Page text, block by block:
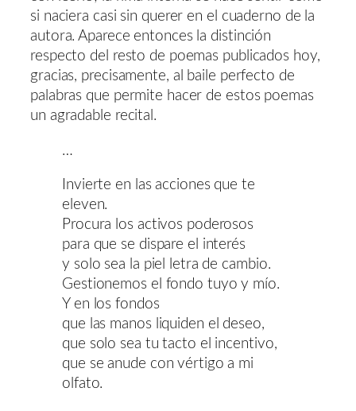
si naciera casi sin querer en el cuaderno de la
autora. Aparece entonces la distinción
respecto del resto de poemas publicados hoy,
gracias, precisamente, al baile perfecto de
palabras que permite hacer de estos poemas
un agradable recital.
…
Invierte en las acciones que te
eleven.
Procura los activos poderosos
para que se dispare el interés
y solo sea la piel letra de cambio.
Gestionemos el fondo tuyo y mío.
Y en los fondos
que las manos liquiden el deseo,
que solo sea tu tacto el incentivo,
que se anude con vértigo a mi
olfato.